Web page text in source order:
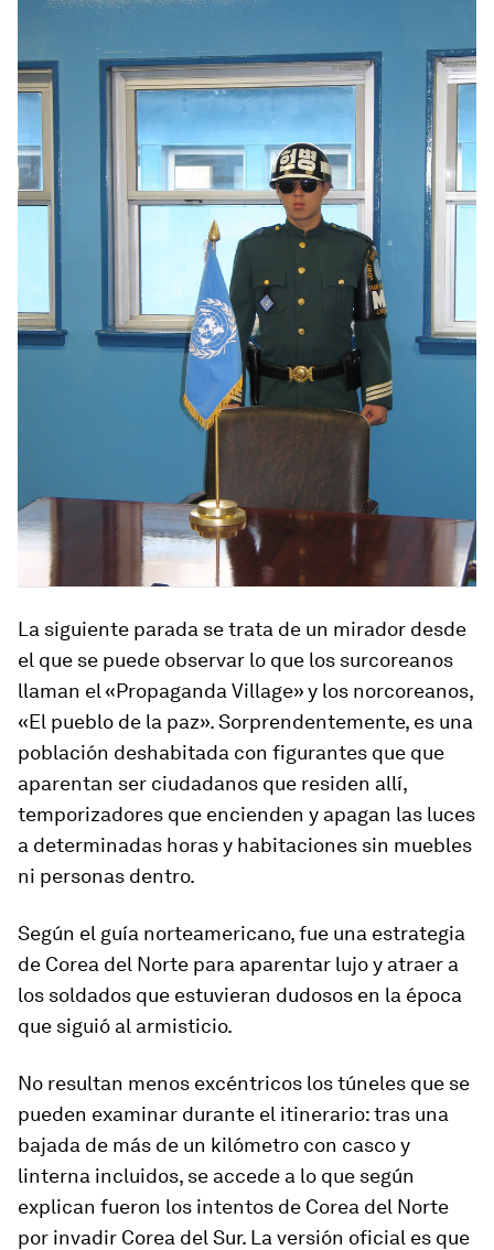
La siguiente parada se trata de un mirador desde
el que se puede observar lo que los surcoreanos
llaman el «Propaganda Village» y los norcoreanos,
«El pueblo de la paz». Sorprendentemente, es una
población deshabitada con figurantes que que
aparentan ser ciudadanos que residen allí,
temporizadores que encienden y apagan las luces
a determinadas horas y habitaciones sin muebles
ni personas dentro.
Según el guía norteamericano, fue una estrategia
de Corea del Norte para aparentar lujo y atraer a
los soldados que estuvieran dudosos en la época
que siguió al armisticio.
No resultan menos excéntricos los túneles que se
pueden examinar durante el itinerario: tras una
bajada de más de un kilómetro con casco y
linterna incluidos, se accede a lo que según
explican fueron los intentos de Corea del Norte
por invadir Corea del Sur. La versión oficial es que